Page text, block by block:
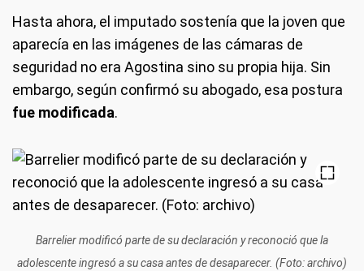
Hasta ahora, el imputado sostenía que la joven que
aparecía en las imágenes de las cámaras de
seguridad no era Agostina sino su propia hija. Sin
embargo, según confirmó su abogado, esa postura
fue modificada.
Barrelier modificó parte de su declaración y reconoció que la
adolescente ingresó a su casa antes de desaparecer. (Foto: archivo)